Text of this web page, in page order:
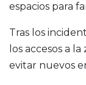
espacios para
Tras los
los accesos a
evitar nuevos